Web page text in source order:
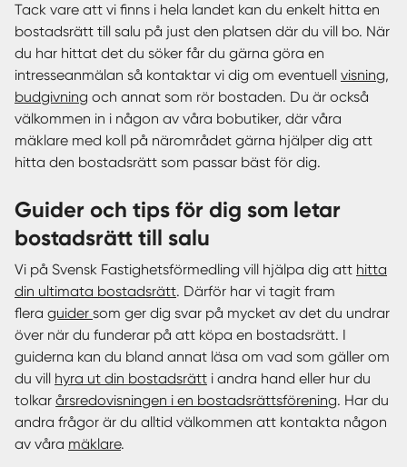
Tack vare att vi finns i hela landet kan du enkelt hitta en
bostadsrätt till salu på just den platsen där du vill bo. När
du har hittat det du söker får du gärna göra en
intresseanmälan så kontaktar vi dig om eventuell visning,
budgivning och annat som rör bostaden. Du är också
välkommen in i någon av våra bobutiker, där våra
mäklare med koll på närområdet gärna hjälper dig att
hitta den bostadsrätt som passar bäst för dig.
Guider och tips för dig som letar
bostadsrätt till salu
Vi på Svensk Fastighetsförmedling vill hjälpa dig att hitta
din ultimata bostadsrätt. Därför har vi tagit fram
flera guider som ger dig svar på mycket av det du undrar
över när du funderar på att köpa en bostadsrätt. I
guiderna kan du bland annat läsa om vad som gäller om
du vill hyra ut din bostadsrätt i andra hand eller hur du
tolkar årsredovisningen i en bostadsrättsförening. Har du
andra frågor är du alltid välkommen att kontakta någon
av våra mäklare.